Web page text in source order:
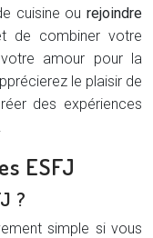
cuisine ourejoindre
de combiner votre
amour pour la
le plaisir de
des expériences
ESFJ
?
simple si vous